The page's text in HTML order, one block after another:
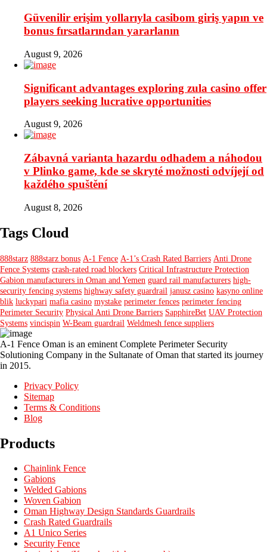
Güvenilir erişim yollarıyla casibom giriş yapın ve
bonus fırsatlarından yararlanın
August 9, 2026
Significant advantages exploring zula casino offer
players seeking lucrative opportunities
August 9, 2026
Zábavná varianta hazardu odhadem a náhodou
v Plinko game, kde se skryté možnosti odvíjejí od
každého spuštění
August 8, 2026
Tags Cloud
888starz 888starz bonus A-1 Fence A-1’s Crash Rated Barriers Anti Drone
Fence Systems crash-rated road blockers Critical Infrastructure Protection
Gabion manufacturers in Oman and Yemen guard rail manufacturers high-
security fencing systems highway safety guardrail janusz casino kasyno online
blik luckypari mafia casino mystake perimeter fences perimeter fencing
Perimeter Security Physical Anti Drone Barriers SapphireBet UAV Protection
Systems vincispin W-Beam guardrail Weldmesh fence suppliers
A-1 Fence Oman is an eminent Complete Perimeter Security
Solutioning Company in the Sultanate of Oman that started its journey
in 2015.
Privacy Policy
Sitemap
Terms & Conditions
Blog
Products
Chainlink Fence
Gabions
Welded Gabions
Woven Gabion
Oman Highway Design Standards Guardrails
Crash Rated Guardrails
A1 Unico Series
Security Fence